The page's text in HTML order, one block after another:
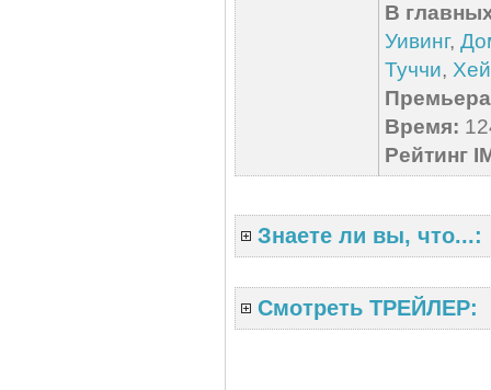
В
Уивинг,
Туччи,
Время:
Рейтинг
Знаете ли вы, что...:
Смотреть ТРЕЙЛЕР: